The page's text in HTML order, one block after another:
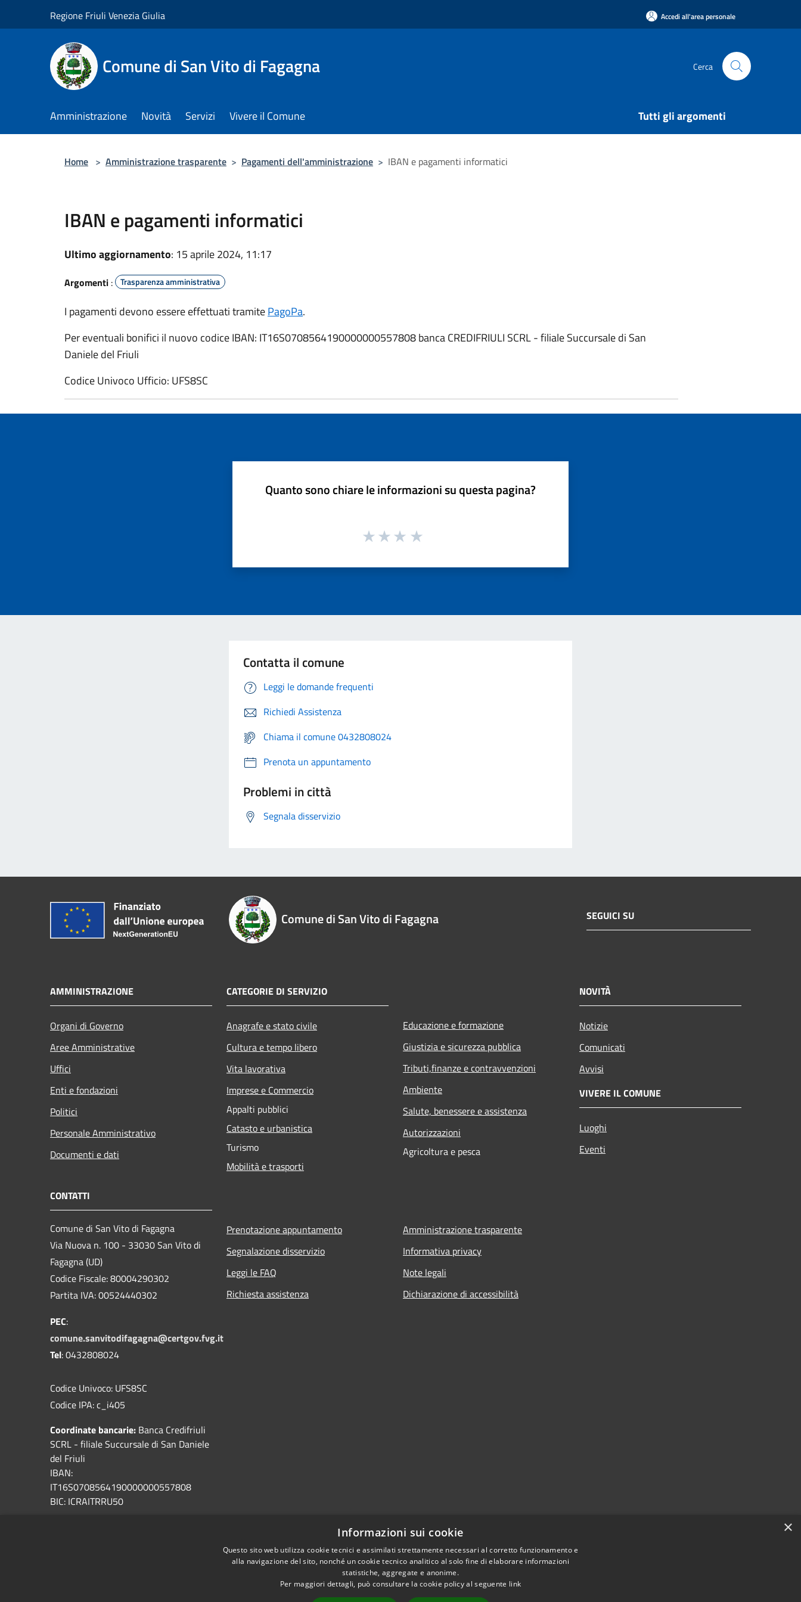
Regione Friuli Venezia Giulia Accedi all'area personale
Comune di San Vito di Fagagna Cerca
Amministrazione Novità Servizi Vivere il Comune Tutti gli argomenti
Home > Amministrazione trasparente > Pagamenti dell'amministrazione > IBAN e pagamenti informatici
IBAN e pagamenti informatici
Ultimo aggiornamento: 15 aprile 2024, 11:17
Argomenti : Trasparenza amministrativa
I pagamenti devono essere effettuati tramitePagoPa.
Per eventuali bonifici il nuovo codice IBAN: IT16S0708564190000000557808 banca CREDIFRIULI SCRL - filiale Succursale di San
Daniele del Friuli
Codice Univoco Ufficio: UFS8SC
Quanto sono chiare le informazioni su questa pagina?
Contatta il comune
Leggi le domande frequenti
Richiedi Assistenza
Chiama il comune 0432808024
Prenota un appuntamento
Problemi in città
Segnala disservizio
Comune di San Vito di Fagagna SEGUICI SU
AMMINISTRAZIONE
Organi di Governo
Aree Amministrative
Uffici
Enti e fondazioni
Politici
Personale Amministrativo
Documenti e dati
CATEGORIE DI SERVIZIO
Anagrafe e stato civile
Cultura e tempo libero
Vita lavorativa
Imprese e Commercio
Appalti pubblici
Catasto e urbanistica
Turismo
Mobilità e trasporti
Educazione e formazione
Giustizia e sicurezza pubblica
Tributi,finanze e contravvenzioni
Ambiente
Salute, benessere e assistenza
Autorizzazioni
Agricoltura e pesca
NOVITÀ
Notizie
Comunicati
Avvisi
VIVERE IL COMUNE
Luoghi
Eventi
CONTATTI
Comune di San Vito di Fagagna
Via Nuova n. 100 - 33030 San Vito di
Fagagna (UD)
Codice Fiscale: 80004290302
Partita IVA: 00524440302
PEC:
comune.sanvitodifagagna@certgov.fvg.it
Tel: 0432808024
Codice Univoco: UFS8SC
Codice IPA: c_i405
Coordinate bancarie: Banca Credifriuli
SCRL - filiale Succursale di San Daniele
del Friuli
IBAN:
IT16S0708564190000000557808
BIC: ICRAITRRU50
Prenotazione appuntamento
Segnalazione disservizio
Leggi le FAQ
Richiesta assistenza
Amministrazione trasparente
Informativa privacy
Note legali
Dichiarazione di accessibilità
×
Informazioni sui cookie
Questo sito web utilizza cookie tecnici e assimilati strettamente necessari al corretto funzionamento e
alla navigazione del sito, nonché un cookie tecnico analitico al solo fine di elaborare informazioni
statistiche, aggregate e anonime.
Per maggiori dettagli, può consultare la cookie policy al seguente link